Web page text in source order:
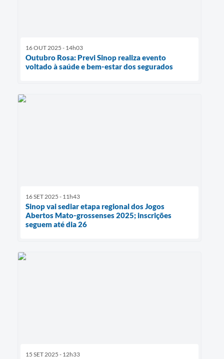
16 OUT 2025 - 14h03
Outubro Rosa: Previ Sinop realiza evento
voltado à saúde e bem-estar dos segurados
16 SET 2025 - 11h43
Sinop vai sediar etapa regional dos Jogos
Abertos Mato-grossenses 2025; inscrições
seguem até dia 26
15 SET 2025 - 12h33